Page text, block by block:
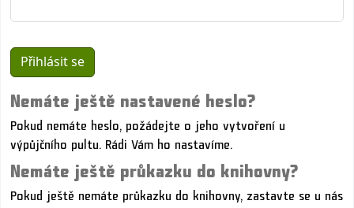
Nemáte ještě nastavené heslo?
Pokud nemáte heslo, požádejte o jeho vytvoření u
výpůjčního pultu. Rádi Vám ho nastavíme.
Nemáte ještě průkazku do knihovny?
Pokud ještě nemáte průkazku do knihovny, zastavte se u nás